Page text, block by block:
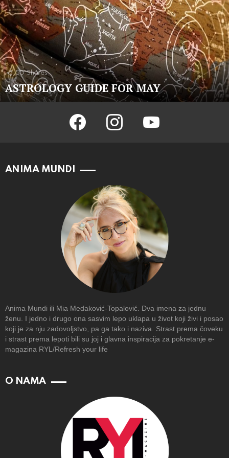
50 Shares
ASTROLOGY GUIDE FOR MAY
facebook instagram youtube
ANIMA MUNDI
Anima Mundi ili Mia Medaković-Topalović. Dva imena za jednu
ženu. I jedno i drugo ona sasvim lepo uklapa u život koji živi i posao
koji je za nju zadovoljstvo, pa ga tako i naziva. Strast prema čoveku
i strast prema lepoti bili su joj i glavna inspiracija za pokretanje e-
magazina RYL/Refresh your life
O NAMA